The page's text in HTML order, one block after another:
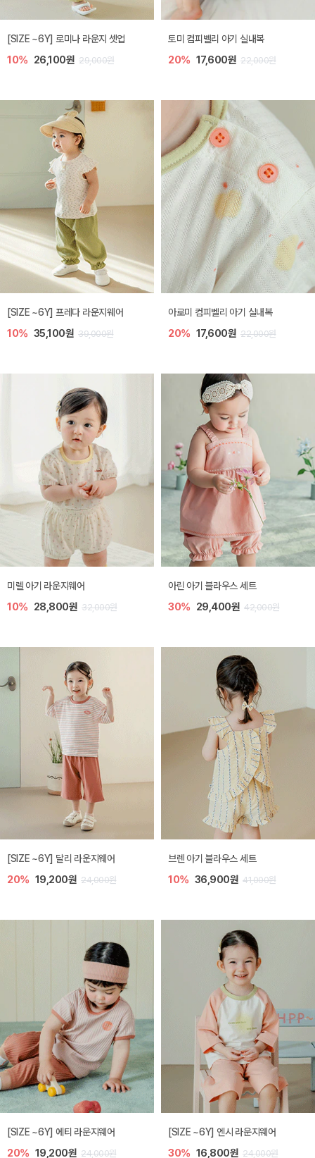
[SIZE ~6Y] 로미나 라운지 셋업
10% 26,100원 29,000원
토미 컴피벨리 아기 실내복
20% 17,600원 22,000원
[SIZE ~6Y] 프레다 라운지웨어
10% 35,100원 39,000원
아로미 컴피벨리 아기 실내복
20% 17,600원 22,000원
미렐 아기 라운지웨어
10% 28,800원 32,000원
아린 아기 블라우스 세트
30% 29,400원 42,000원
[SIZE ~6Y] 달리 라운지웨어
20% 19,200원 24,000원
브렌 아기 블라우스 세트
10% 36,900원 41,000원
[SIZE ~6Y] 에티 라운지웨어
20% 19,200원 24,000원
[SIZE ~6Y] 엔시 라운지웨어
30% 16,800원 24,000원